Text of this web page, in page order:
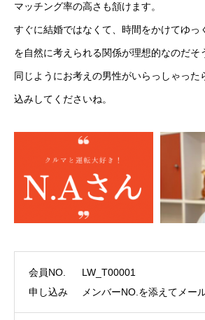
マッチング率の高さも頷けます。
すぐに結婚ではなくて、時間をかけてゆっ
を自然に考えられる関係が理想的なのだそ
同じようにお考えの男性がいらっしゃった
込みしてくださいね。
会員NO.
LW_T00001
申し込み
メンバーNO.を添えてメー